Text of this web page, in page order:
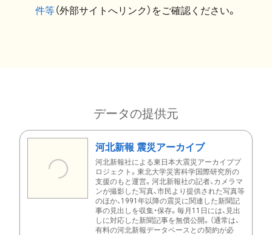
件等（外部サイトへリンク）をご確認ください。
データの提供元
河北新報 震災アーカイブ
河北新報社による東日本大震災アーカイブプ
ロジェクト。東北大学災害科学国際研究所の
支援のもと運営。河北新報社の記者、カメラマ
ンが撮影した写真、市民より提供された写真等
のほか、1991年以降の震災に関連した新聞記
事の見出しを収集・保存。毎月11日には、見出
しに対応した新聞記事を無償公開。（通常は、
有料の河北新報データベースとの契約が必